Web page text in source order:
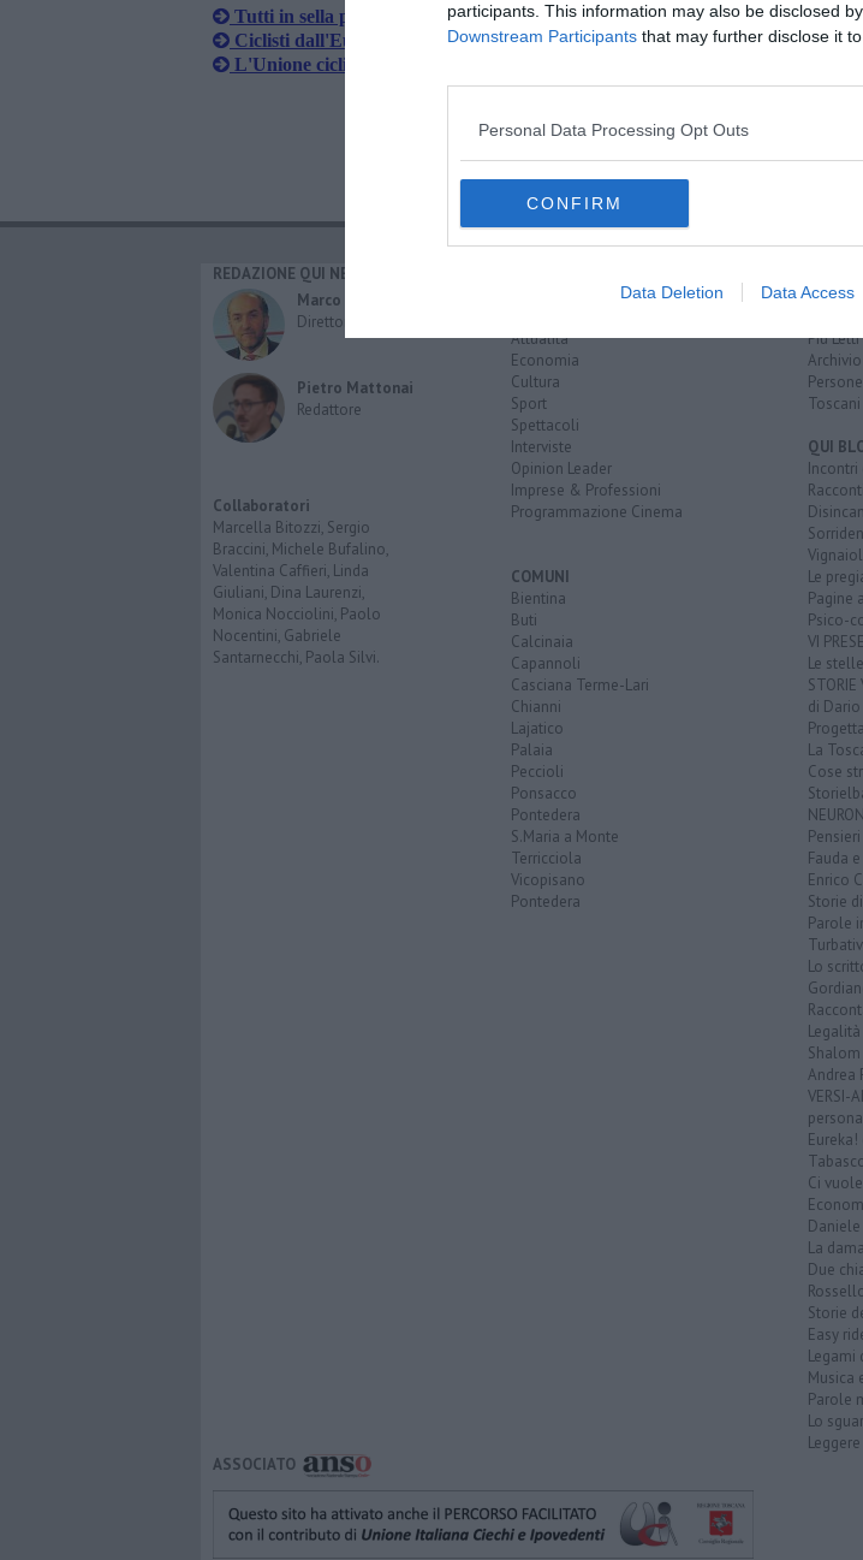
participants. This information may also be disclosed
Downstream Participants that may further disclose it
Personal Data Processing Opt Outs
CONFIRM
Data Deletion Data Access
Tutti in sella per l'ambiente, torna "Bicincittà"
Ciclisti dall'Europa per la Gravel Clinic
L'Unione ciclistica pecciolese agli stati generali delle due ruote
REDAZIONE QUI NEWS
Marco Migli
Direttore Responsabile
Pietro Mattonai
Redattore
Collaboratori
Marcella Bitozzi, Sergio
Braccini, Michele Bufalino,
Valentina Caffieri, Linda
Giuliani, Dina Laurenzi,
Monica Nocciolini, Paolo
Nocentini, Gabriele
Santarnecchi, Paola Silvi.
Attualità
Economia
Cultura
Sport
Spettacoli
Interviste
Opinion Leader
Imprese & Professioni
Programmazione Cinema
COMUNI
Bientina
Buti
Calcinaia
Capannoli
Casciana Terme-Lari
Chianni
Lajatico
Palaia
Peccioli
Ponsacco
Pontedera
S.Maria a Monte
Terricciola
Vicopisano
Pontedera
Le
Più
Persone
QUI
Incontri
Le
Pagine
Psico-
VI
Le
di
La
Cose
Fauda
Enrico
Storie
Parole
Lo
Andrea
VERSI-
persona
Ci
La
Due
Storie
Easy
Legami
Musica
Parole
Lo
ASSOCIATO